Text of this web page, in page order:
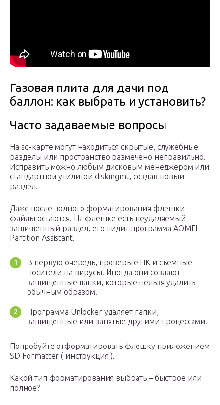
Газовая плита для дачи под
баллон: как выбрать и установить?
Часто задаваемые вопросы
На sd-карте могут находиться скрытые, служебные
разделы или пространство размечено неправильно.
Исправить можно любым дисковым менеджером или
стандартной утилитой diskmgmt, создав новый
раздел.
Даже после полного форматирования флешки
файлы остаются. На флешке есть неудаляемый
защищенный раздел, его видит программа AOMEI
Partition Assistant.
В первую очередь, проверьте ПК и съемные
носители на вирусы. Иногда они создают
защищенные папки, которые нельзя удалить
обычным образом.
Программа Unlocker удаляет папки,
защищенные или занятые другими процессами.
Попробуйте отформатировать флешку приложением
SD Formatter ( инструкция ).
Какой тип форматирования выбрать – быстрое или
полное?